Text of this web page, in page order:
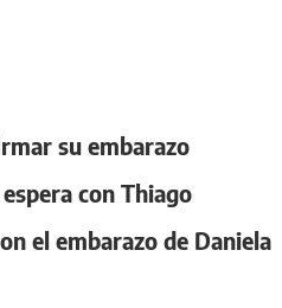
su embarazo
con Thiago
el embarazo de Daniela